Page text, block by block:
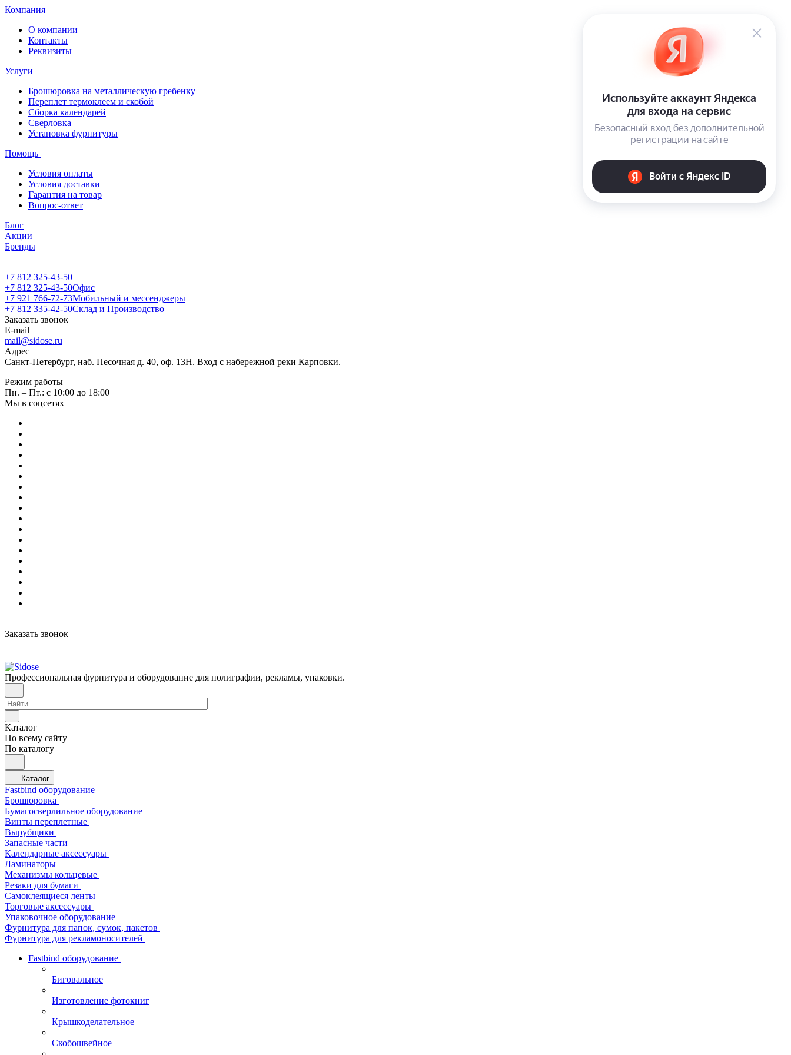
Компания
О компании
Контакты
Реквизиты
Услуги
Брошюровка на металлическую гребенку
Переплет термоклеем и скобой
Сборка календарей
Сверловка
Установка фурнитуры
Помощь
Условия оплаты
Условия доставки
Гарантия на товар
Вопрос-ответ
Блог
Акции
Бренды
+7 812 325-43-50
+7 812 325-43-50Офис
+7 921 766-72-73Мобильный и мессенджеры
+7 812 335-42-50Склад и Производство
Заказать звонок
E-mail
mail@sidose.ru
Адрес
Санкт-Петербург, наб. Песочная д. 40, оф. 13Н. Вход с набережной реки Карповки.
Режим работы
Пн. – Пт.: с 10:00 до 18:00
Мы в соцсетях
Заказать звонок
Профессиональная фурнитура и оборудование для полиграфии, рекламы, упаковки.
Каталог
По всему сайту
По каталогу
Каталог
Fastbind оборудование
Брошюровка
Бумагосверлильное оборудование
Винты переплетные
Вырубщики
Запасные части
Календарные аксессуары
Ламинаторы
Механизмы кольцевые
Резаки для бумаги
Самоклеящиеся ленты
Торговые аксессуары
Упаковочное оборудование
Фурнитура для папок, сумок, пакетов
Фурнитура для рекламоносителей
Fastbind оборудование
Биговальное
Изготовление фотокниг
Крышкоделательное
Скобошвейное